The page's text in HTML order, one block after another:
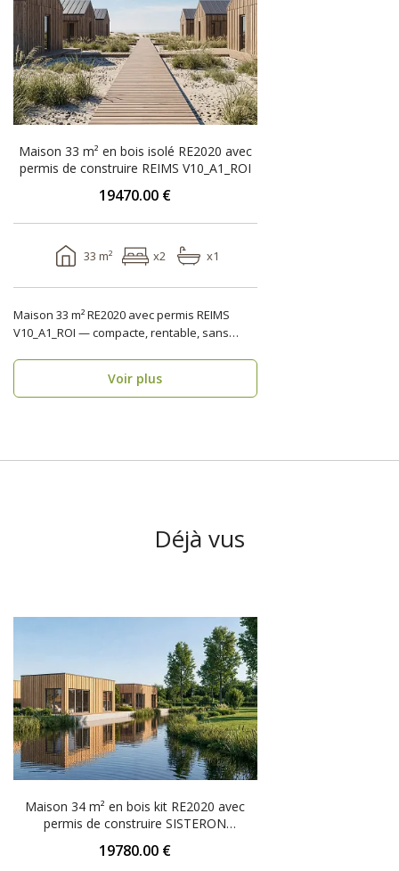
Maison 33 m² en bois isolé RE2020 avec
permis de construire REIMS V10_A1_ROI
19470.00 €
33 m² x2 x1
Maison 33 m² RE2020 avec permis REIMS
V10_A1_ROI — compacte, rentable, sans
Voir plus
Déjà vus
Maison 34 m² en bois kit RE2020 avec
permis de construire SISTERON
19780.00 €